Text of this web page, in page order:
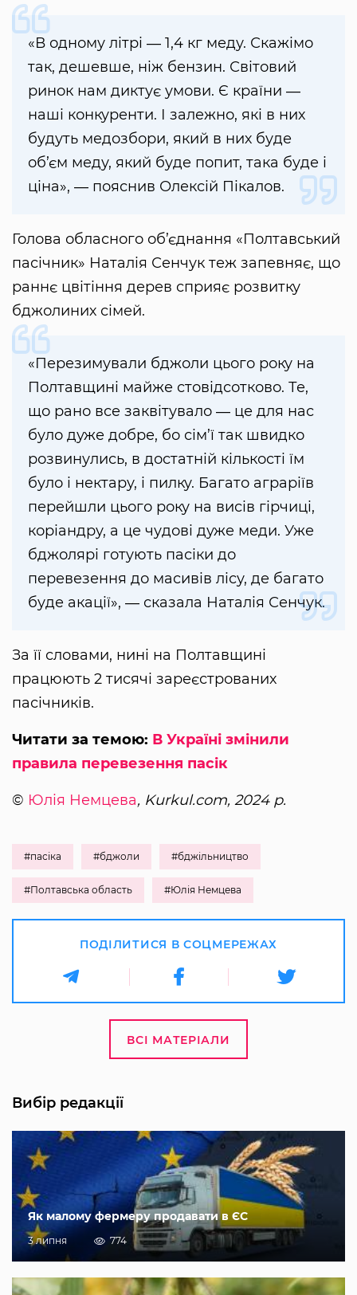
«В одному літрі ― 1,4 кг меду. Скажімо
так, дешевше, ніж бензин. Світовий
ринок нам диктує умови. Є країни ―
наші конкуренти. І залежно, які в них
будуть медозбори, який в них буде
об’єм меду, який буде попит, така буде і
ціна», ― пояснив Олексій Пікалов.
Голова обласного об’єднання «Полтавський
пасічник» Наталія Сенчук теж запевняє, що
раннє цвітіння дерев сприяє розвитку
бджолиних сімей.
«Перезимували бджоли цього року на
Полтавщині майже стовідсотково. Те,
що рано все заквітувало ― це для нас
було дуже добре, бо сім’ї так швидко
розвинулись, в достатній кількості їм
було і нектару, і пилку. Багато аграріїв
перейшли цього року на висів гірчиці,
коріандру, а це чудові дуже меди. Уже
бджолярі готують пасіки до
перевезення до масивів лісу, де багато
буде акації», ― сказала Наталія Сенчук.
За її словами, нині на Полтавщині
працюють 2 тисячі зареєстрованих
пасічників.
Читати за темою: В Україні змінили
правила перевезення пасік
© Юлія Немцева, Kurkul.com, 2024 р.
#пасіка #бджоли #бджільництво
#Полтавська область #Юлія Немцева
ПОДІЛИТИСЯ В СОЦМЕРЕЖАХ
ВСІ МАТЕРІАЛИ
Вибір редакції
Як малому фермеру продавати в ЄС
3 липня 774